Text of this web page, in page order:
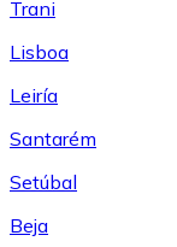
Trani
Lisboa
Leiría
Santarém
Setúbal
Beja